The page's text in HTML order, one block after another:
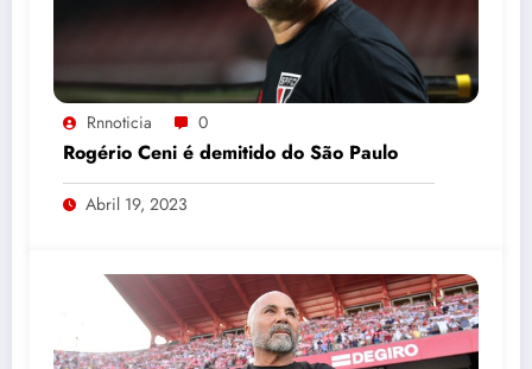
Rnnoticia 0
Rogério Ceni é demitido do São Paulo
Abril 19, 2023